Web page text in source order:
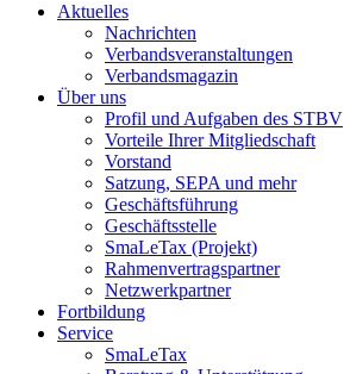
Aktuelles
Nachrichten
Verbandsveranstaltungen
Verbandsmagazin
Über uns
Profil und Aufgaben des STBV
Vorteile Ihrer Mitgliedschaft
Vorstand
Satzung, SEPA und mehr
Geschäftsführung
Geschäftsstelle
SmaLeTax (Projekt)
Rahmenvertragspartner
Netzwerkpartner
Fortbildung
Service
SmaLeTax